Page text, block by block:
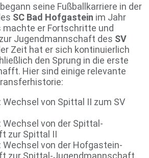
seine Fußballkarriere in der
SC Bad Hofgastein im Jahr
machte er Fortschritte und
Jugendmannschaft des SV
Zeit hat er sich kontinuierlich
den Sprung in die erste
Hier sind einige relevante
von Spittal II zum SV
Wechsel von der Spittal-
zur Spittal II
Wechsel von der Hofgastein-
zur Spittal-Jugendmannschaft